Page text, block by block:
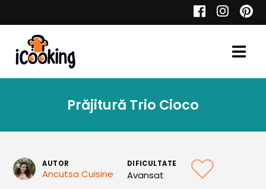
Toate Reţetele
Prăjitură Trio Cioco
AUTOR
Ancutsa Cuisine
DIFICULTATE
Avansat